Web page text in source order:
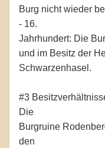
Burg nicht wieder
- 16.
Jahrhundert: Die
und im Besitz der
Schwarzenhasel.
#3
Die
Burgruine
den